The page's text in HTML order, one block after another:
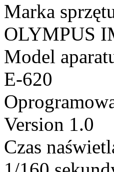
Marka
OLYMPUS
Model
E-620
Version 1.0
Czas